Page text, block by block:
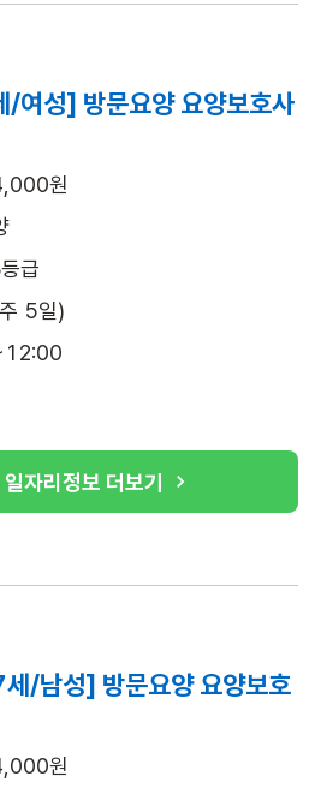
성] 방문요양 요양보호사
원
급
5일)
일자리정보 더보기
/남성] 방문요양 요양보호
원